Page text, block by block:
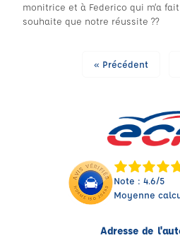
monitrice et à Federico qui m’a
souhaite que notre réussite ??
« Précédent
Note : 4.6/5
Moyenne
Adresse de